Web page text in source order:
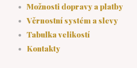
Možnosti dopravy a platby
Věrnostní systém a slevy
Tabulka velikostí
Kontakty